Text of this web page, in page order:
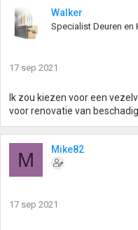
Walker
Specialist Deuren en
17 sep 2021
Ik zou kiezen voor een
voor renovatie van
M Mike82
17 sep 2021